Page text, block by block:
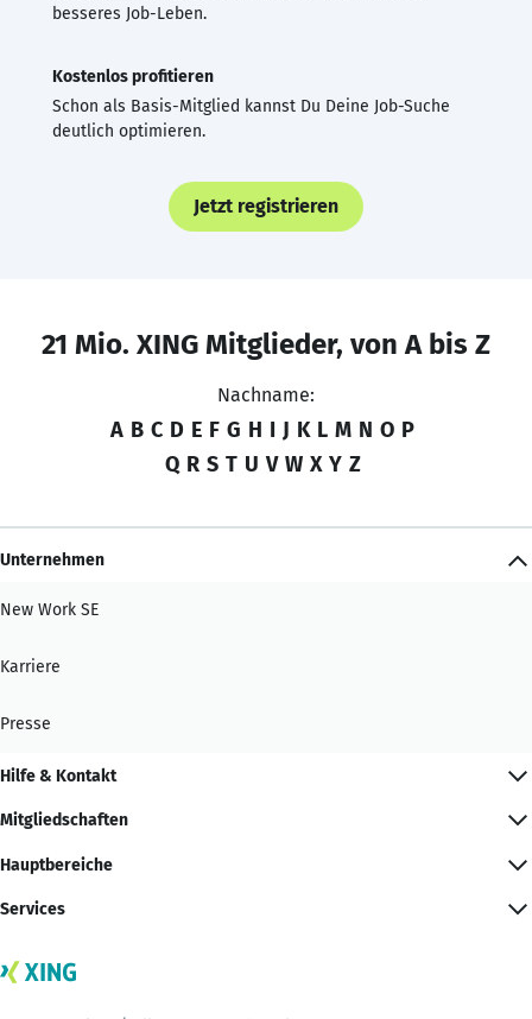
besseres Job-Leben.
Kostenlos profitieren
Schon als Basis-Mitglied kannst Du Deine Job-Suche
deutlich optimieren.
Jetzt registrieren
21 Mio. XING Mitglieder, von A bis Z
Nachname:
A B C D E F G H I J K L M N O P
Q R S T U V W X Y Z
Unternehmen
New Work SE
Karriere
Presse
Hilfe & Kontakt
Mitgliedschaften
Hauptbereiche
Services